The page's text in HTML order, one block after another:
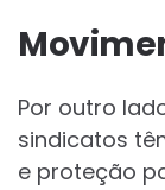
Por outro
sindicatos
e proteção